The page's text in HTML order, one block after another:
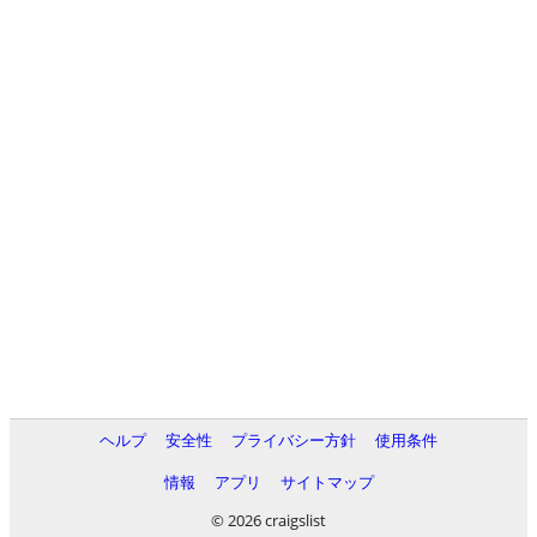
ヘルプ 安全性 プライバシー方針
使用条件
情報
アプリ
サイトマップ
© 2026 craigslist